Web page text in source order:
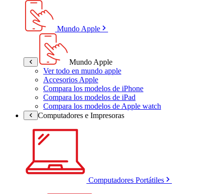
Mundo Apple
Mundo Apple
Ver todo en mundo apple
Accesorios Apple
Compara los modelos de iPhone
Compara los modelos de iPad
Compara los modelos de Apple watch
Computadores e Impresoras
Computadores Portátiles